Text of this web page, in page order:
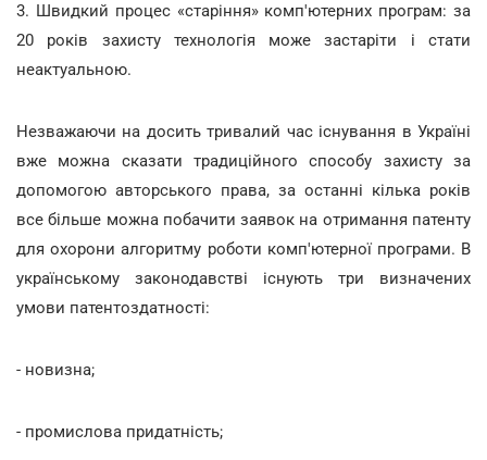
3. Швидкий процес «старіння» комп'ютерних програм: за
20 років захисту технологія може застаріти і стати
неактуальною.
Незважаючи на досить тривалий час існування в Україні
вже можна сказати традиційного способу захисту за
допомогою авторського права, за останні кілька років
все більше можна побачити заявок на отримання патенту
для охорони алгоритму роботи комп'ютерної програми. В
українському законодавстві існують три визначених
умови патентоздатності:
- новизна;
- промислова придатність;